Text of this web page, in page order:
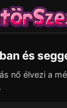
▶
és
nő élvezi a